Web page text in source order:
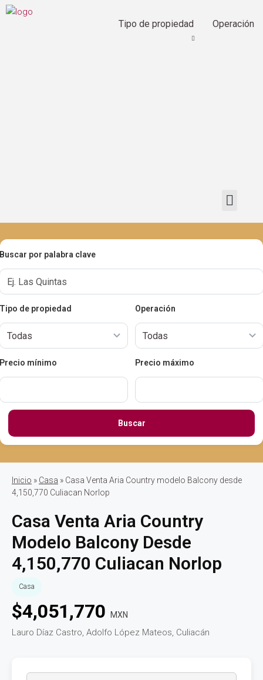
Tipo de propiedad Operación
Buscar por palabra clave
Tipo de propiedad Operación
Precio mínimo Precio máximo
Buscar
Inicio » Casa » Casa Venta Aria Country modelo Balcony desde
4,150,770 Culiacan Norlop
Casa Venta Aria Country
Modelo Balcony Desde
4,150,770 Culiacan Norlop
Casa
$4,051,770 MXN
Lauro Díaz Castro, Adolfo López Mateos, Culiacán